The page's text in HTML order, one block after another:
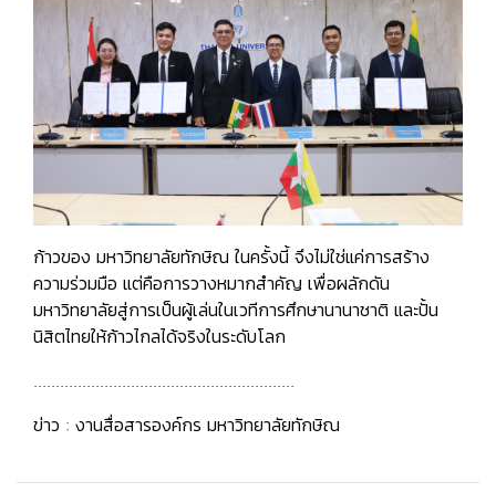
ก้าวของ มหาวิทยาลัยทักษิณ ในครั้งนี้ จึงไม่ใช่แค่การสร้าง
ความร่วมมือ แต่คือการวางหมากสำคัญ เพื่อผลักดัน
มหาวิทยาลัยสู่การเป็นผู้เล่นในเวทีการศึกษานานาชาติ และปั้น
นิสิตไทยให้ก้าวไกลได้จริงในระดับโลก
...........................................................
ข่าว : งานสื่อสารองค์กร มหาวิทยาลัยทักษิณ